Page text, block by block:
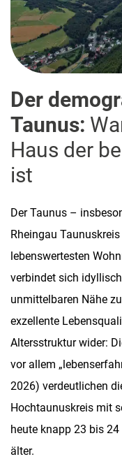
Der
Taunus:
Haus der
ist
Der Taunus –
Rheingau
lebenswertesten
verbindet sich
unmittelbaren Nähe
exzellente
Altersstruktur wider:
vor allem
2026) verdeutlichen
Hochtaunuskreis mit
heute knapp 23 bis
älter.